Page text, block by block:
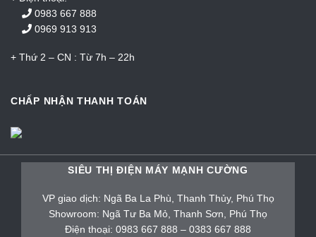
0983 667 888
0969 913 913
+ Thứ 2 – CN : Từ 7h – 22h
CHẤP NHẬN THANH TOÁN
SIÊU THỊ ĐIỆN MÁY MẠNH CƯỜNG
VP giao dịch: Ngã Ba La Phù, Thanh Thủy, Phú Thọ
Showroom: Ngã Tư Ba Mỏ, Thanh Sơn, Phú Thọ
Điện thoại: 0983 667 888 – 0383 667 888